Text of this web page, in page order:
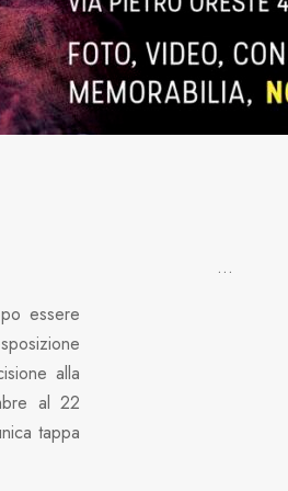
essere
alla
al 22
tappa
...